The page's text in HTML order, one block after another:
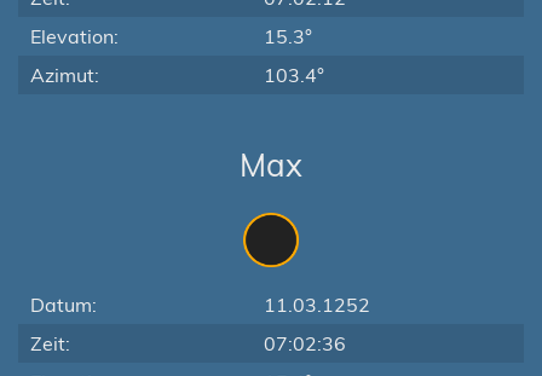
Elevation:
15.3°
Azimut:
103.4°
Max
Datum:
11.03.1252
Zeit:
07:02:36